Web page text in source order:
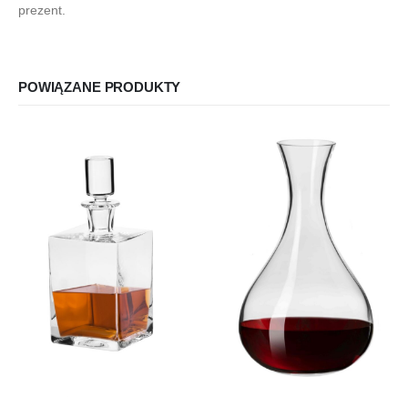
prezent.
POWIĄZANE PRODUKTY